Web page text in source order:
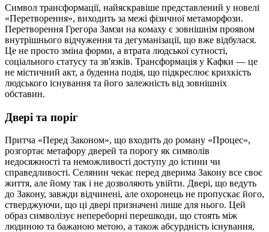
Символ трансформації, найяскравіше представлений у новелі
«Перетворення», виходить за межі фізичної метаморфози.
Перетворення Грегора Замзи на комаху є зовнішнім проявом
внутрішнього відчуження та дегуманізації, що вже відбулася.
Це не просто зміна форми, а втрата людської сутності,
соціального статусу та зв'язків. Трансформація у Кафки — це
не містичний акт, а буденна подія, що підкреслює крихкість
людського існування та його залежність від зовнішніх
обставин.
Двері та поріг
Притча «Перед Законом», що входить до роману «Процес»,
розгортає метафору дверей та порогу як символів
недосяжності та неможливості доступу до істини чи
справедливості. Селянин чекає перед дверима Закону все своє
життя, але йому так і не дозволяють увійти. Двері, що ведуть
до Закону, завжди відчинені, але охоронець не пропускає його,
стверджуючи, що ці двері призначені лише для нього. Цей
образ символізує непереборні перешкоди, що стоять між
людиною та бажаною метою, а також абсурдність існування,